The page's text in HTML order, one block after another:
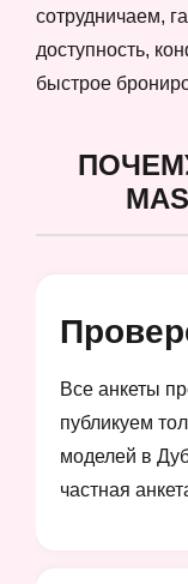
сотрудничаем,
доступность,
быстрое
Все анкеты
публикуем
моделей в
частная